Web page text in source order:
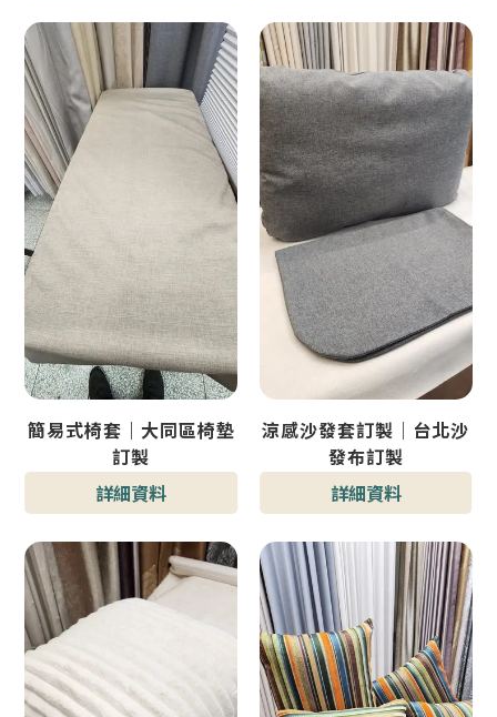
簡易式椅套｜大同區椅墊
訂製
詳細資料
涼感沙發套訂製｜台北沙
發布訂製
詳細資料